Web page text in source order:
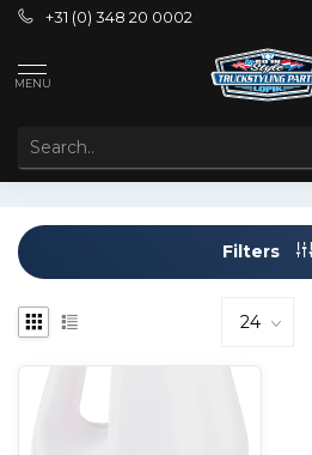
+31 (0) 348 20 0002
MENU
Tags
PRODUCTS TAGGED WITH ALDB1
Filters